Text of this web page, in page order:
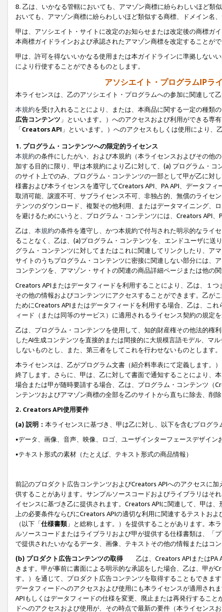
8. 乙は、いかなる管轄においても、アマゾン商標に紛らわしいほど類
おいても、アマゾン商標に紛らわしいほど類似する商標、ドメイン名
甲は、アソシエイト・サイトに改定のお知らせまたは改定後の商標ガ
本商標ガイドラインおよび承認されたアマゾン商標を改定することが
甲は、許可を得ないいかなる使用または本ガイドラインに準拠しない
により行使することができるものとします。
アソシエイト・プログラムIPラ
本ライセンスは、乙のアソシエイト・プログラムへの参加に関連して
本規約を受け入れることにより、または、本商品に関する一定の種類
広告コンテンツ 」といいます。）へのアクセスおよび利用ができる専
「Creators API 」といいます。）へのアクセスもしくは使用により
1. プログラム・コンテンツへの限定的ライセンス
本規約の条件にしたがい、および本規約（本ライセンスおよびその他
加する目的に限り、甲は本規約により乙に対して、(a) プログラム・
のサイト上でのみ、プログラム・コンテンツの一部として甲が乙に対
様書および本ライセンスを遵守してCreators API、PA API、データフ
取消可能、譲渡不可、サブライセンス不可、非独占的、無償のライセ
テンツのダウンロード、複製その他利用、またはデータマイニング、
を避けるためにいうと、プログラム・コンテンツには、Creators API
乙は、 本規約の条件を遵守し、かつ本規約で付与された明示的なライ
ることなく、乙は、(a)プログラム・コンテンツを、エンドユーザに
グラム・コンテンツに対してまたはこれに関連してリンクしたり、ア
サイトのうちプログラム・コンテンツに密接に関連しない部分には、
コンテンツを、アマゾン・サイトの関連の商品詳細ページまたは他の
Creators APIまたはデータフィードを利用することにより、乙は、１
その他の情報およびコンテンツにアクセスすることができます。乙が
ためにCreators APIまたはデータフィードを利用する場合、乙は、こ
ィード（または同等のサービス）に適用されるライセンス契約の規定
乙は、プログラム・コンテンツを使用して、知的財産権その他法的権
したAI生成コンテンツを直接的または間接的に大規模言語モデル、マ
しないものとし、また、第三者をしてこれを行わせないものとします。
本ライセンスは、乙がプログラム文書（紹介料率表にて定義します。
終了します。さらに、甲は、乙に対して書面で通知することにより、
場合または甲が随時要請する場合、乙は、プログラム・コンテンツ（
ンテンツおよびアマゾン商標の全部を乙のサイトから直ちに除去、削
2. Creators API使用要件
(a) 説明： 本ライセンスに基づき、甲は乙に対し、以下を含むプログ
•データ、画像、音声、映像、ロゴ、ユーザインターフェースデザイ
•テキスト形式の素材（たとえば、テキスト形式の商品情報）
前記のプロダクト広告コンテンツおよびCreators APIへのアクセスに
供することがあります。サンプルソースコードおよびライブラリはそ
イセンスに基づき乙に提供されます。Creators APIに関連して、甲は
上の必要条件ならびにCreators APIの適切な利用に関連するテストお
（以下「仕様書類」と総称します。）を提供することがあります。本
ルソースコードまたはライブラリおよび甲が提供する仕様書類は、「
で提供されたいかなるデータ、画像、テキストその他の情報またはコ
(b) プロダクト広告コンテンツの取得
乙は、Creators APIまたはPA
きます。甲が事前に書面による明示的な承認をした場合、乙は、甲が
す。）を通じて、プロダクト広告コンテンツを取得することもできま
データフィードへのアクセスおよび使用にも本ライセンスが適用され
APIもしくはデータフィードの仕様を変更、廃止または再発行するこ
ドへのアクセスおよび使用が、その時点で最新の要件（本ライセン